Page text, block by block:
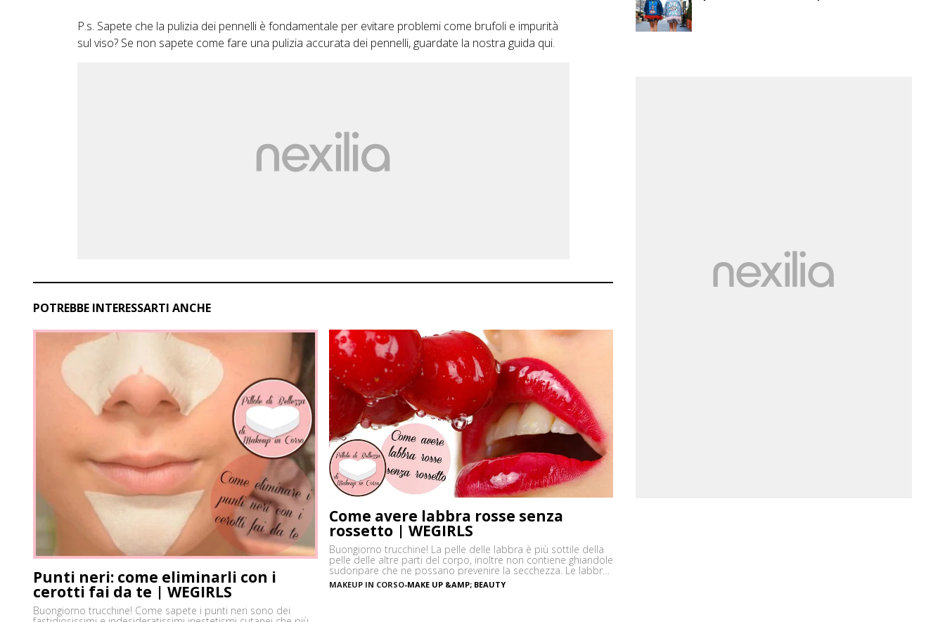
P.s. Sapete che la pulizia dei pennelli è fondamentale per evitare problemi come brufoli e impurità
sul viso? Se non sapete come fare una pulizia accurata dei pennelli, guardate la nostra guida qui.
POTREBBE INTERESSARTI ANCHE
Punti neri: come eliminarli con i
cerotti fai da te | WEGIRLS
Buongiorno trucchine! Come sapete i punti neri sono dei
Come avere labbra rosse senza
rossetto | WEGIRLS
Buongiorno trucchine! La pelle delle labbra è più sottile della
pelle delle altre parti del corpo, inoltre non contiene ghiandole
sudoripare che ne possano prevenire la secchezza. Le labbra
sono sensibili alle aggressioni ambientali e spesso possono
diventare scure o sbiadite soprattutto a causa
MAKEUP IN CORSO-MAKE UP &AMP; BEAUTY